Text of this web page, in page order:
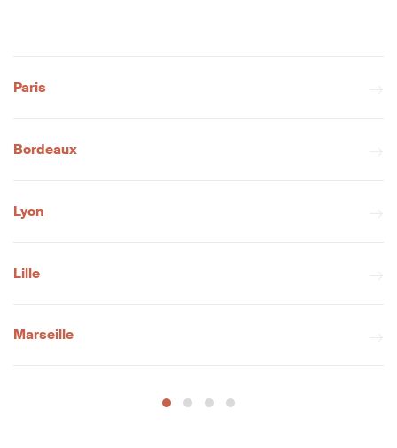
Paris
Bordeaux
Lyon
Lille
Marseille